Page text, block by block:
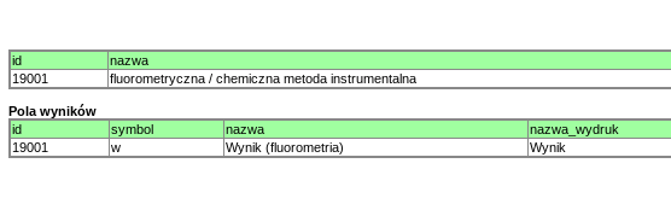
id nazwa
19001
fluorometryczna / chemiczna metoda instrumentalna
Pola wyników
id
symbol nazwa nazwa_wydruk
19001
w Wynik (fluorometria) Wynik